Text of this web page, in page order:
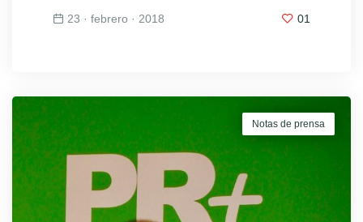
23 · febrero · 2018 01
Notas de prensa